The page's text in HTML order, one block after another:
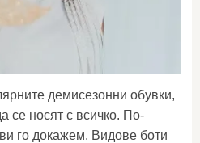
демисезонни обувки,
се носят с всичко. По-
го докажем. Видове боти